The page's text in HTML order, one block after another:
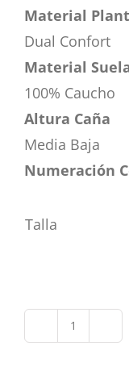
Material
Dual Confort
Material
100% Caucho
Altura Caña
Media Baja
Numeración
Talla
FORCE